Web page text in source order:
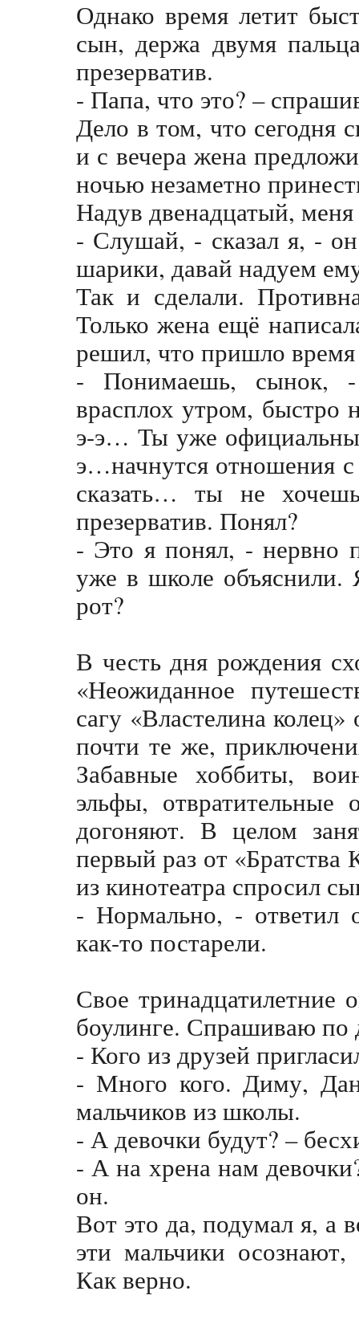
Однако время летит
сын, держа двумя
презерватив.
- Папа, что это? –
Дело в том, что сегодня
и с вечера жена
ночью незаметно
Надув двенадцатый,
- Слушай, - сказал я, -
шарики, давай надуем
Так и сделали.
Только жена ещё
решил, что пришло время
- Понимаешь, сынок, -
врасплох утром,
э-э… Ты уже
э…начнутся отношения
сказать… ты не хочешь
презерватив. Понял?
- Это я понял, - нервно
уже в школе объяснили.
рот?
В честь дня рождения
«Неожиданное
сагу «Властелина
почти те же,
Забавные хоббиты,
эльфы,
догоняют. В целом
первый раз от
из кинотеатра спросил
- Нормально, - ответил
как-то постарели.
Свое тринадцатилетние
боулинге. Спрашиваю по
- Кого из друзей
- Много кого. Диму,
мальчиков из школы.
- А девочки будут? –
- А на хрена нам
он.
Вот это да, подумал я, а
эти мальчики
Как верно.